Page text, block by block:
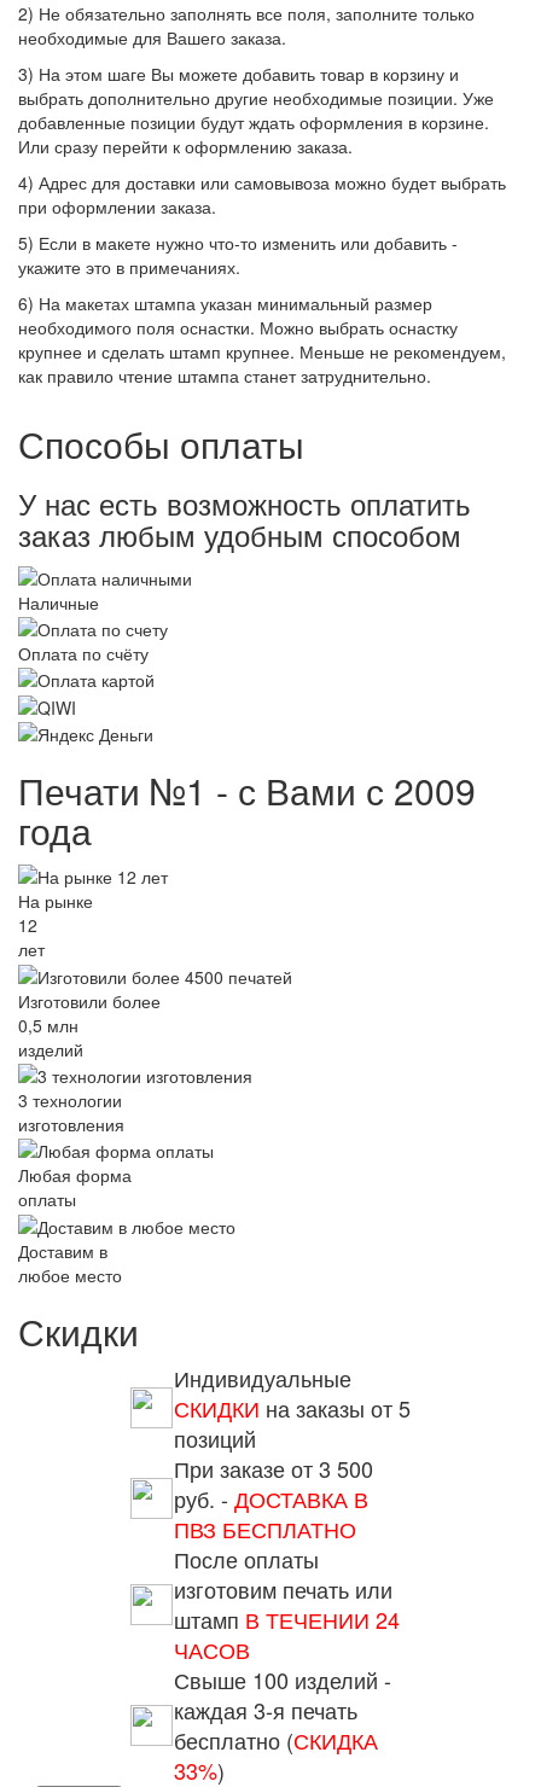
2) Не обязательно заполнять все поля, заполните только
необходимые для Вашего заказа.
3) На этом шаге Вы можете добавить товар в корзину и
выбрать дополнительно другие необходимые позиции. Уже
добавленные позиции будут ждать оформления в корзине.
Или сразу перейти к оформлению заказа.
4) Адрес для доставки или самовывоза можно будет выбрать
при оформлении заказа.
5) Если в макете нужно что-то изменить или добавить -
укажите это в примечаниях.
6) На макетах штампа указан минимальный размер
необходимого поля оснастки. Можно выбрать оснастку
крупнее и сделать штамп крупнее. Меньше не рекомендуем,
как правило чтение штампа станет затруднительно.
Способы оплаты
У нас есть возможность оплатить
заказ любым удобным способом
Наличные
Оплата по счёту
Печати №1 - с Вами с 2009
года
На рынке
12
лет
Изготовили более
0,5 млн
изделий
3 технологии
изготовления
Любая форма
оплаты
Доставим в
любое место
Скидки
Индивидуальные
СКИДКИ на заказы от 5
позиций
При заказе от 3 500
руб. - ДОСТАВКА В
ПВЗ БЕСПЛАТНО
После оплаты
изготовим печать или
штамп В ТЕЧЕНИИ 24
ЧАСОВ
Свыше 100 изделий -
каждая 3-я печать
бесплатно (СКИДКА
33%)